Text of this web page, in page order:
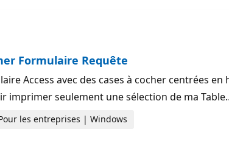
Formulaire Requête
Access avec des cases à cocher centrées
imprimer seulement une sélection de ma
les entreprises | Windows